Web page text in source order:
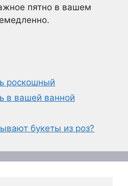
пятно в вашем
роскошный
в вашей ванной
букеты из роз?